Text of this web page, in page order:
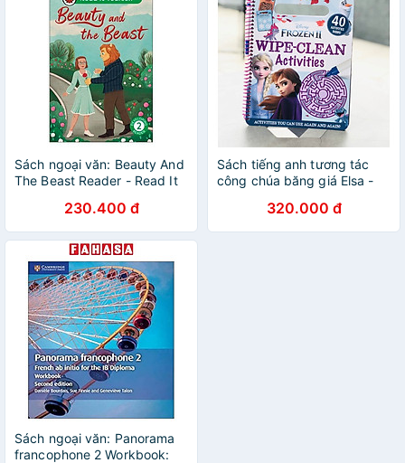
Sách ngoại văn: Beauty And
The Beast Reader - Read It
Developing Reader
230.400 đ
Sách tiếng anh tương tác
công chúa băng giá Elsa -
Activities320.000 đ
Sách ngoại văn: Panorama
francophone 2 Workbook: